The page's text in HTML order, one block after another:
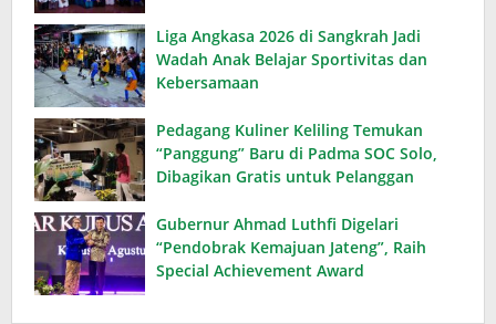
Liga Angkasa 2026 di Sangkrah Jadi
Wadah Anak Belajar Sportivitas dan
Kebersamaan
Pedagang Kuliner Keliling Temukan
“Panggung” Baru di Padma SOC Solo,
Dibagikan Gratis untuk Pelanggan
Gubernur Ahmad Luthfi Digelari
“Pendobrak Kemajuan Jateng”, Raih
Special Achievement Award